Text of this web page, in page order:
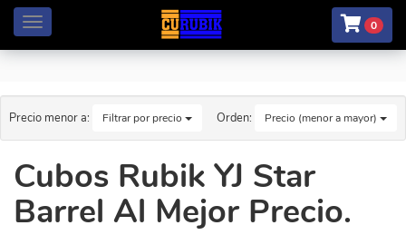
Menú 0
Precio menor a: Filtrar por precio Orden: Precio (menor a mayor)
Cubos Rubik YJ Star
Barrel Al Mejor Precio.